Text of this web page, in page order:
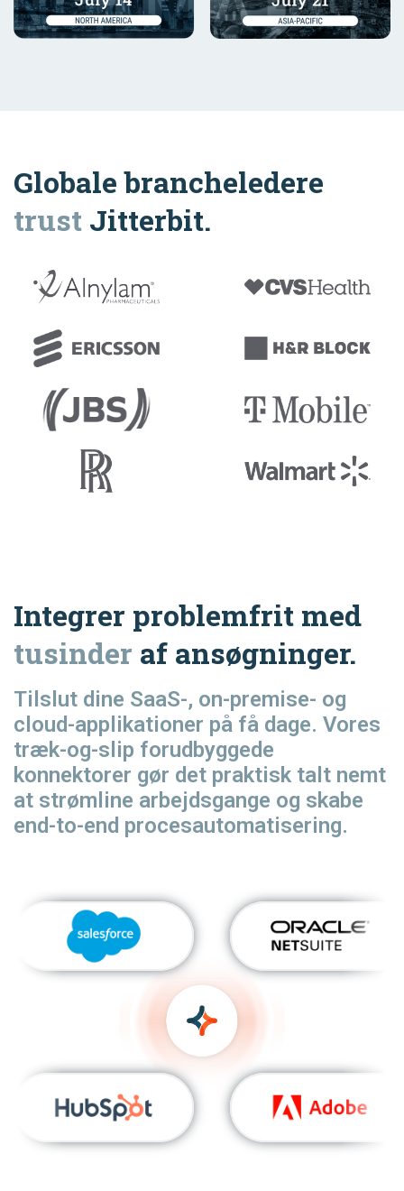
Globale brancheledere
trust Jitterbit.
Integrer problemfrit med
tusinder af ansøgninger.
Tilslut dine SaaS-, on-premise- og
cloud-applikationer på få dage. Vores
træk-og-slip forudbyggede
konnektorer gør det praktisk talt nemt
at strømline arbejdsgange og skabe
end-to-end procesautomatisering.